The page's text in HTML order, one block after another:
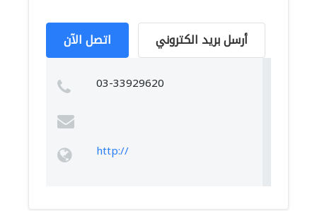
اتصل الآن أرسل بريد الكتروني
03-33929620
http://